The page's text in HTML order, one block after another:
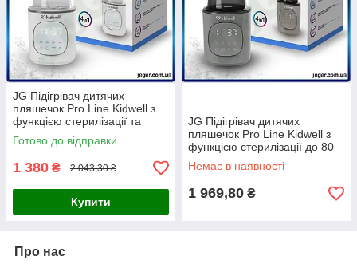
JG Підігрівач дитячих
пляшечок Pro Line Kidwell з
функцією стерилізації та
підтримкою температури д
Prime/X
Готово до відправки
1 380 ₴ 2 043,30 ₴
Купити
JG Підігрівач дитячих
пляшечок Pro Line Kidwell з
функцією стерилізації до 80
°C паровий нагрівач Prime/X
Немає в наявності
1 969,80 ₴
Про нас